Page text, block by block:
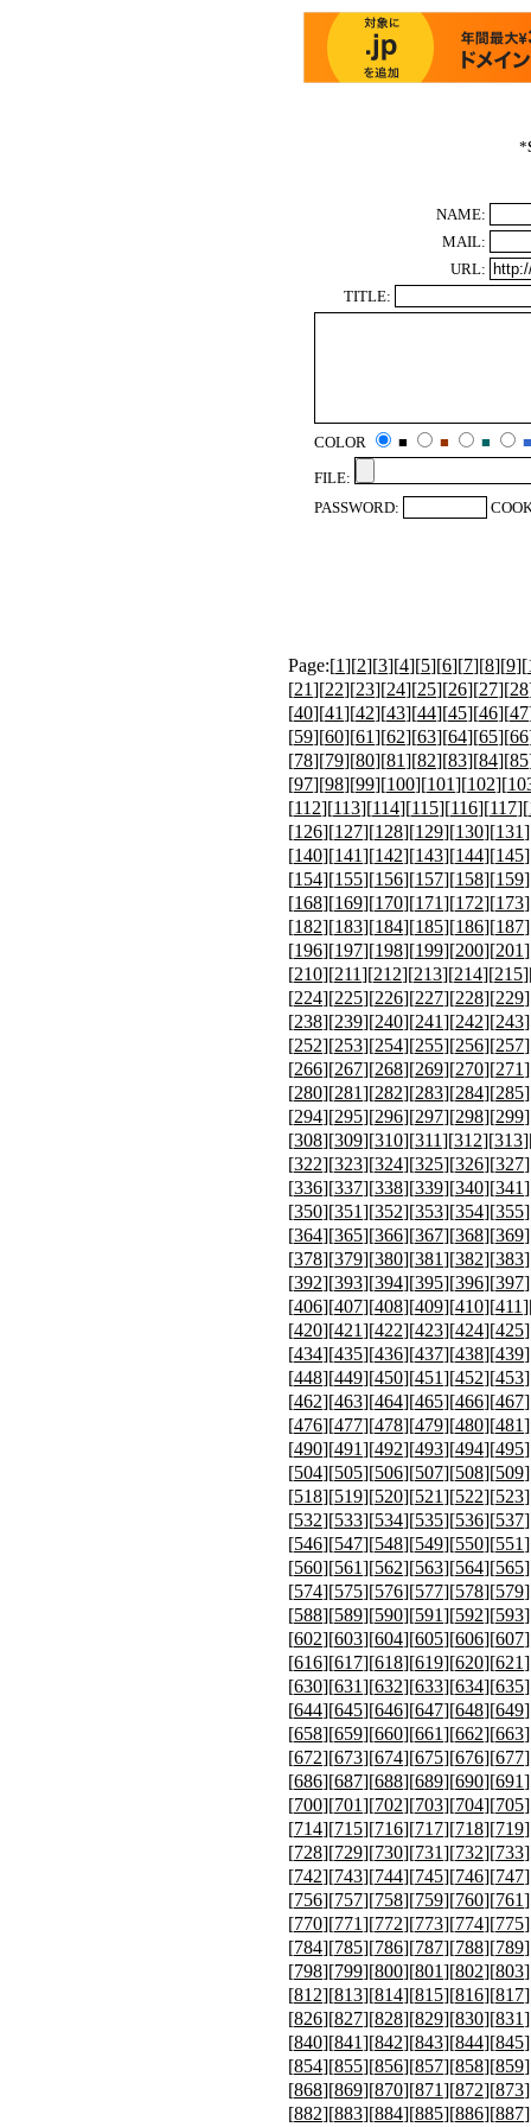
*
NAME:
MAIL:
URL:
TITLE:
COLOR ■ ■ ■
■
FILE:
PASSWORD:
Page:[1][2][3][4][5][6][7][8][9][
[21][22][23][24][25][26][27][28
[40][41][42][43][44][45][46][47
[59][60][61][62][63][64][65][66
[78][79][80][81][82][83][84][85
[97][98][99][100][101][102][
[112][113][114][115][116][117][
[126][127][128][129][130][131
[140][141][142][143][144][145
[154][155][156][157][158][159
[168][169][170][171][172][173
[182][183][184][185][186][187
[196][197][198][199][200][201
[210][211][212][213][214][215
[224][225][226][227][228][229
[238][239][240][241][242][243
[252][253][254][255][256][257
[266][267][268][269][270][271
[280][281][282][283][284][285
[294][295][296][297][298][299
[308][309][310][311][312][313
[322][323][324][325][326][327
[336][337][338][339][340][341
[350][351][352][353][354][355
[364][365][366][367][368][369
[378][379][380][381][382][383
[392][393][394][395][396][397
[406][407][408][409][410][411
[420][421][422][423][424][425
[434][435][436][437][438][439
[448][449][450][451][452][453
[462][463][464][465][466][467
[476][477][478][479][480][481
[490][491][492][493][494][495
[504][505][506][507][508][509
[518][519][520][521][522][523
[532][533][534][535][536][537
[546][547][548][549][550][551
[560][561][562][563][564][565
[574][575][576][577][578][579
[588][589][590][591][592][593
[602][603][604][605][606][607
[616][617][618][619][620][621
[630][631][632][633][634][635
[644][645][646][647][648][649
[658][659][660][661][662][663
[672][673][674][675][676][677
[686][687][688][689][690][691
[700][701][702][703][704][705
[714][715][716][717][718][719
[728][729][730][731][732][733
[742][743][744][745][746][747
[756][757][758][759][760][761
[770][771][772][773][774][775
[784][785][786][787][788][789
[798][799][800][801][802][803
[812][813][814][815][816][817
[826][827][828][829][830][831
[840][841][842][843][844][845
[854][855][856][857][858][859
[868][869][870][871][872][873
[882][883][884][885][886][887